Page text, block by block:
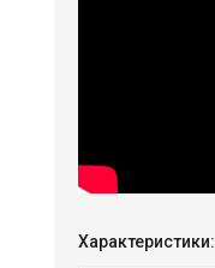
Характеристики: